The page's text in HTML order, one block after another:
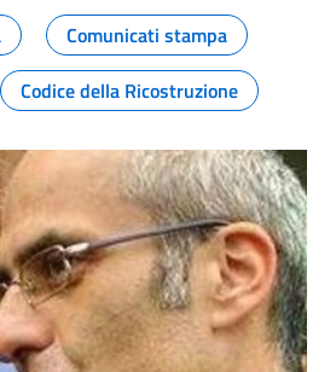
Comunicati stampa
Codice della Ricostruzione